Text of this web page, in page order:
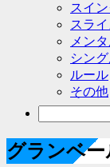
スイ
スラ
メン
シン
ルール
その他
グランベ